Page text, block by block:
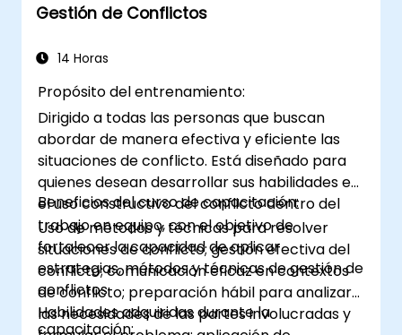
Gestión de Conflictos
14 Horas
Propósito del entrenamiento:
Dirigido a todas las personas que buscan
abordar de manera efectiva y eficiente las
situaciones de conflicto. Está diseñado para
quienes desean desarrollar sus habilidades en
el uso constructivo del conflicto dentro del
trabajo en equipo, con el objetivo de
fortalecer la capacidad de aplicar
estrategias, métodos y técnicas de gestión de
conflictos.
Beneficios del curso de capacitación:
Uso de métodos y técnicas para resolver
situaciones de conflicto; gestión efectiva del
conflicto; comunicación eficaz en contextos
de conflicto; preparación hábil para analizar
las necesidades de las partes involucradas y
Habilidades adquiridas durante la
capacitación: